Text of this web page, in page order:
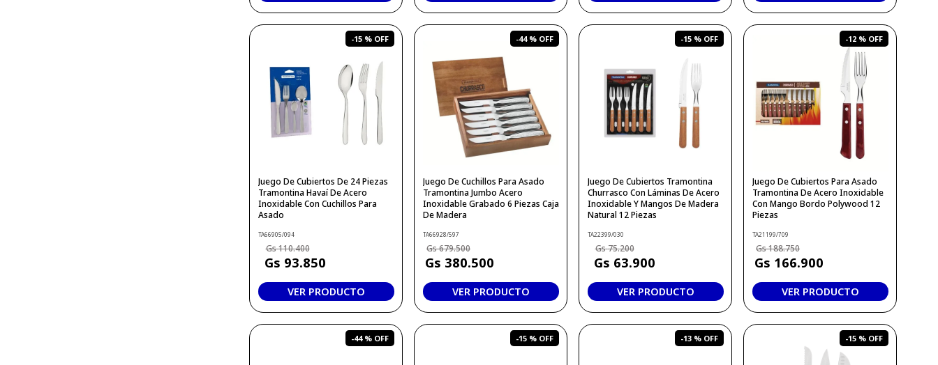
-15 %
Juego De Cubiertos De 24 Piezas
Tramontina Havaí De Acero
Inoxidable Con Cuchillos Para
Asado
TA66905/094
110.400
93.850
VER PRODUCTO
-44 %
Juego De Cuchillos Para Asado
Tramontina Jumbo Acero
Inoxidable Grabado 6 Piezas Caja
De Madera
TA66928/597
679.500
380.500
VER PRODUCTO
-15 %
Juego De Cubiertos Tramontina
Churrasco Con Láminas De Acero
Inoxidable Y Mangos De Madera
Natural 12 Piezas
TA22399/030
75.200
63.900
VER PRODUCTO
-12 %
Juego De Cubiertos Para Asado
Tramontina De Acero Inoxidable
Con Mango Bordo Polywood 12
Piezas
TA21199/709
188.750
166.900
VER PRODUCTO
-44 % -15 % -13 % -15 %